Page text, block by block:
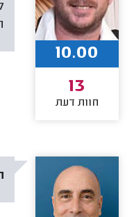
10.00
13
חוות דעת